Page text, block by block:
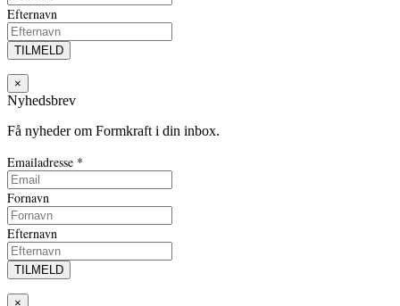
Efternavn
×
Nyhedsbrev
Få nyheder om Formkraft i din inbox.
Emailadresse *
Fornavn
Efternavn
×